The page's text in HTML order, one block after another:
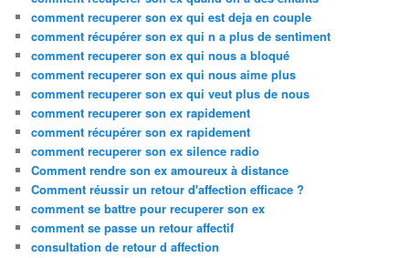
comment recuperer son ex qui est deja en couple
comment récupérer son ex qui n a plus de sentiment
comment recuperer son ex qui nous a bloqué
comment recuperer son ex qui nous aime plus
comment recuperer son ex qui veut plus de nous
comment recuperer son ex rapidement
comment récupérer son ex rapidement
comment recuperer son ex silence radio
Comment rendre son ex amoureux à distance
Comment réussir un retour d'affection efficace ?
comment se battre pour recuperer son ex
comment se passe un retour affectif
consultation de retour d affection